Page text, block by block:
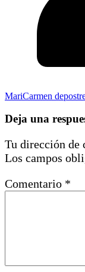
MariCarmen
Deja una
Tu dirección de
Los campos
Comentario *